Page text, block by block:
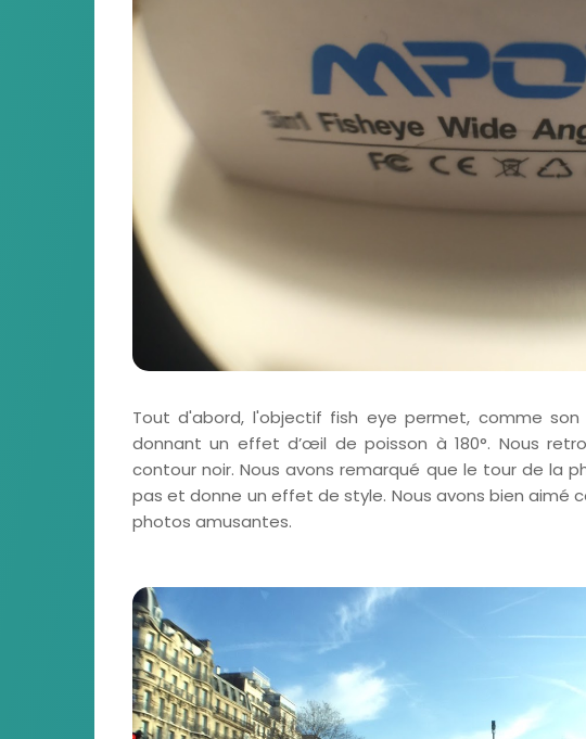
Tout d'abord, l'objectif fish eye permet, comme
donnant un effet d’œil de poisson à 180°. Nous
contour noir. Nous avons remarqué que le tour de la
pas et donne un effet de style. Nous avons bien aimé
photos amusantes.